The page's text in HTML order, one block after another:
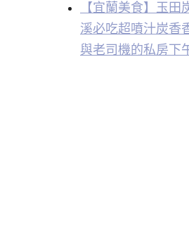
【宜蘭美食】玉田
溪必吃超噴汁炭香
與老司機的私房下